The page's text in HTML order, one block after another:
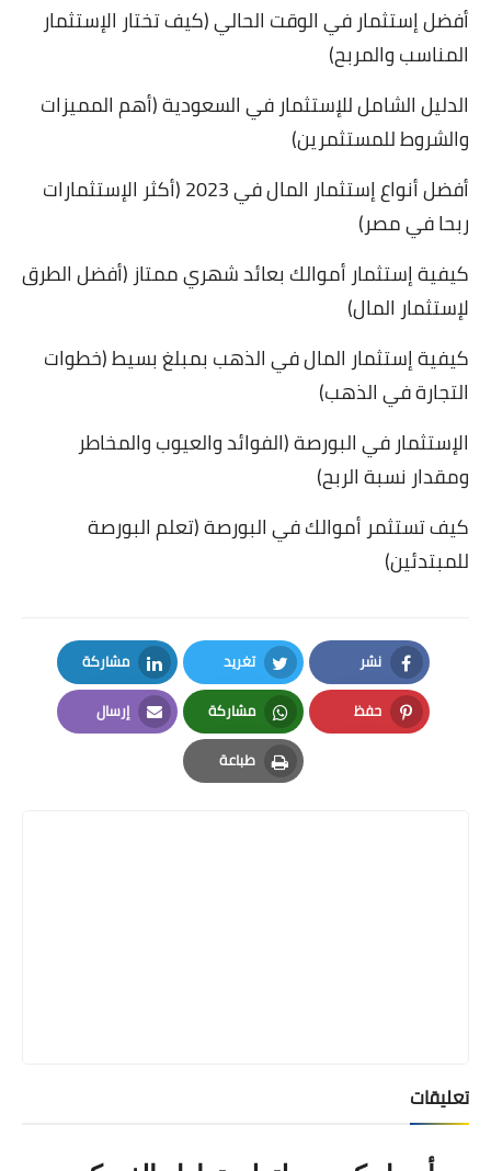
أفضل إستثمار في الوقت الحالي (كيف تختار الإستثمار
المناسب والمربح)
الدليل الشامل للإستثمار في السعودية (أهم المميزات
والشروط للمستثمرين)
أفضل أنواع إستثمار المال في 2023 (أكثر الإستثمارات
ربحا في مصر)
كيفية إستثمار أموالك بعائد شهري ممتاز (أفضل الطرق
لإستثمار المال)
كيفية إستثمار المال في الذهب بمبلغ بسيط (خطوات
التجارة في الذهب)
الإستثمار في البورصة (الفوائد والعيوب والمخاطر
ومقدار نسبة الربح)
كيف تستثمر أموالك في البورصة (تعلم البورصة
للمبتدئين)
نشر
Facebook
تغريد
Twitter
مشاركة
LinkedIn
حفظ
Pinterest
مشاركة
Whatsapp
إرسال
Email
طباعة
Print
تعليقات